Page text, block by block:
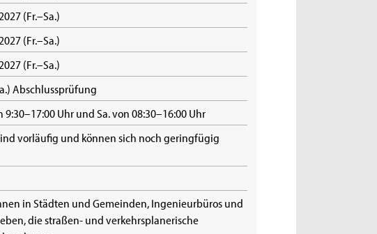
(Fr.–Sa.)
(Fr.–Sa.)
(Fr.–Sa.)
Abschlussprüfung
9:30–17:00 Uhr und Sa. von 08:30–16:00 Uhr
vorläufig und können sich noch geringfügig
in Städten und Gemeinden, Ingenieurbüros und
die straßen- und verkehrsplanerische